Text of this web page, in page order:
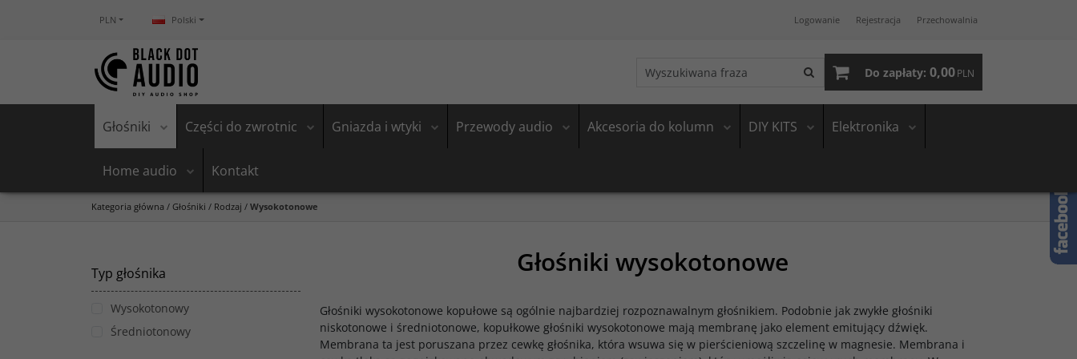
PLN Polski Logowanie Rejestracja Przechowalnia
Do zapłaty: 0,00PLN
Głośniki Części do zwrotnic Gniazda i wtyki Przewody audio Akcesoria do kolumn DIY KITS Elektronika
Home audio Kontakt
Kategoria główna / Głośniki / Rodzaj / Wysokotonowe
Głośniki wysokotonowe
Głośniki wysokotonowe kopułowe są ogólnie najbardziej rozpoznawalnym głośnikiem. Podobnie jak zwykłe głośniki
niskotonowe i średniotonowe, kopułkowe głośniki wysokotonowe mają membranę jako element emitujący dźwięk.
Membrana ta jest poruszana przez cewkę głośnika, która wsuwa się w pierścieniową szczelinę w magnesie. Membrana i
Typ głośnika
Wysokotonowy
Średniotonowy